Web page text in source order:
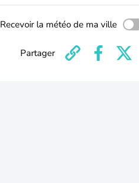
Recevoir la météo de ma ville
Partager